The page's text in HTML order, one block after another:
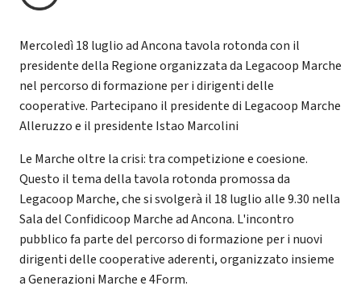
Mercoledì 18 luglio ad Ancona tavola rotonda con il
presidente della Regione organizzata da Legacoop Marche
nel percorso di formazione per i dirigenti delle
cooperative. Partecipano il presidente di Legacoop Marche
Alleruzzo e il presidente Istao Marcolini
Le Marche oltre la crisi: tra competizione e coesione.
Questo il tema della tavola rotonda promossa da
Legacoop Marche, che si svolgerà il 18 luglio alle 9.30 nella
Sala del Confidicoop Marche ad Ancona. L'incontro
pubblico fa parte del percorso di formazione per i nuovi
dirigenti delle cooperative aderenti, organizzato insieme
a Generazioni Marche e 4Form.